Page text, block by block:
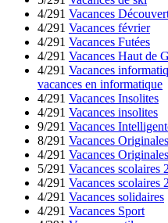
4/291 Vacances
4/291 Vacances février
4/291 Vacances Futées
4/291 Vacances Haut de
4/291 Vacances
vacances en informatique
4/291 Vacances Insolites
4/291 Vacances insolites
9/291 Vacances
8/291 Vacances Originales
4/291 Vacances Originales
5/291 Vacances scolaires
4/291 Vacances scolaires
4/291 Vacances solidaires
4/291 Vacances Sport